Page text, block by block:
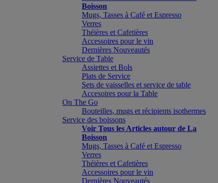
Boisson
Mugs, Tasses à Café et Espresso
Verres
Théières et Cafetières
Accessoires pour le vin
Dernières Nouveautés
Service de Table
Assiettes et Bols
Plats de Service
Sets de vaisselles et service de table
Accesoires pour la Table
On The Go
Bouteilles, mugs et récipients isothermes
Service des boissons
Voir Tous les Articles autour de La
Boisson
Mugs, Tasses à Café et Espresso
Verres
Théières et Cafetières
Accessoires pour le vin
Dernières Nouveautés